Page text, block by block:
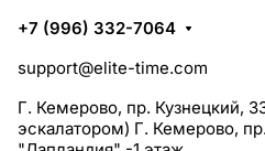
+7 (996) 332-7064
support@elite-time.com
Г. Кемерово, пр. Кузнецкий,
эскалатором) Г. Кемерово,